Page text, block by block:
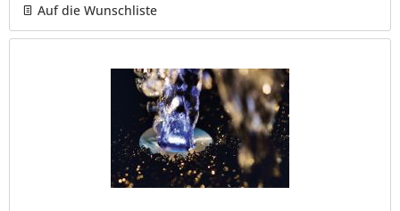
Auf die Wunschliste